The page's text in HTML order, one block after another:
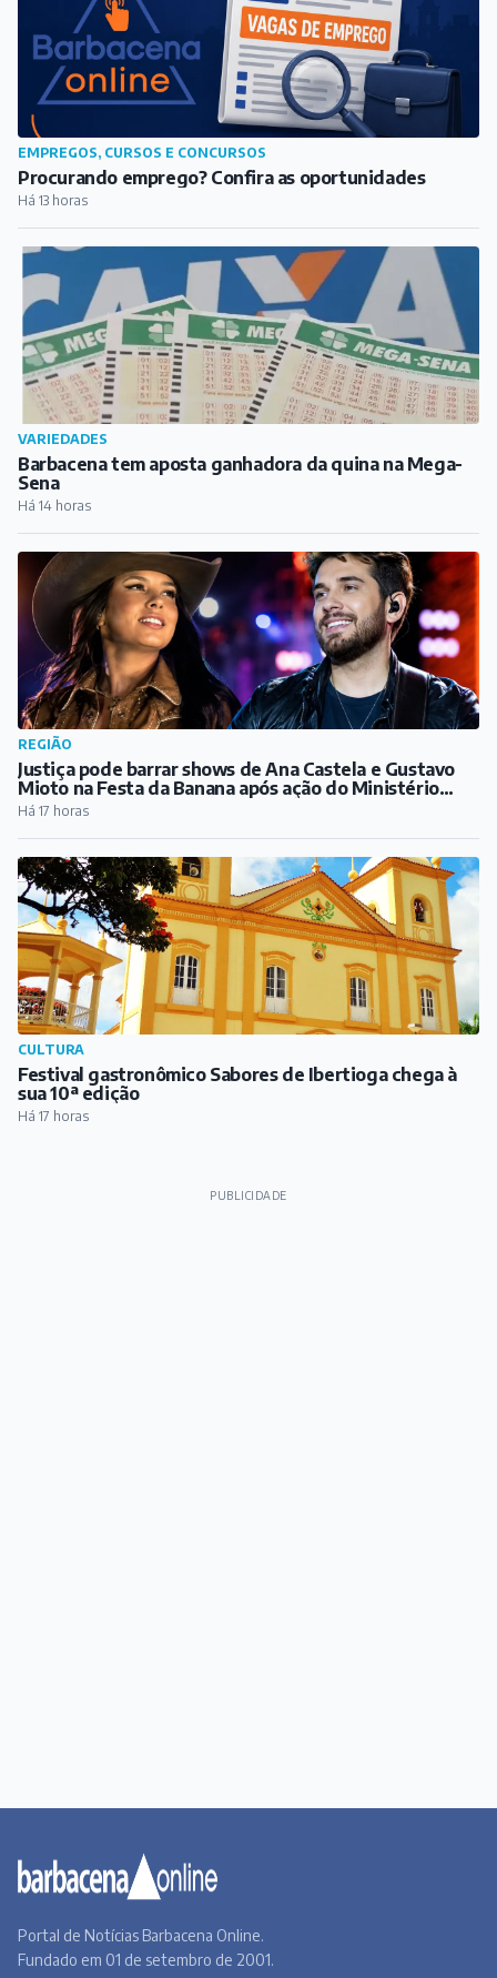
EMPREGOS, CURSOS E CONCURSOS
Procurando emprego? Confira as oportunidades
Há 13 horas
VARIEDADES
Barbacena tem aposta ganhadora da quina na Mega-
Sena
Há 14 horas
REGIÃO
Justiça pode barrar shows de Ana Castela e Gustavo
Mioto na Festa da Banana após ação do Ministério
Público
Há 17 horas
CULTURA
Festival gastronômico Sabores de Ibertioga chega à
sua 10ª edição
Há 17 horas
PUBLICIDADE
Portal de Notícias Barbacena Online.
Fundado em 01 de setembro de 2001.